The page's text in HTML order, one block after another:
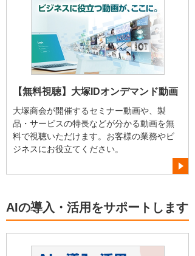
【無料視聴】大塚IDオンデマンド動画
大塚商会が開催するセミナー動画や、製
品・サービスの特長などが分かる動画を無
料で視聴いただけます。お客様の業務やビ
ジネスにお役立てください。
AIの導入・活用をサポートします